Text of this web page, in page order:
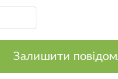
Залишити